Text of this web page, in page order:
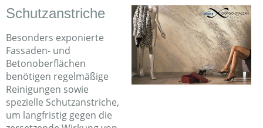
Schutzanstriche
Besonders exponierte
Fassaden- und
Betonoberflächen
benötigen regelmäßige
Reinigungen sowie
spezielle Schutzanstriche,
um langfristig gegen die